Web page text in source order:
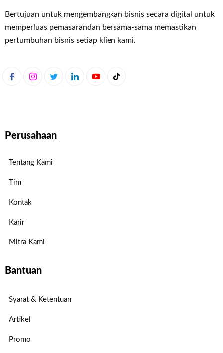
Bertujuan untuk mengembangkan bisnis secara digital untuk
memperluas pemasarandan bersama-sama memastikan
pertumbuhan bisnis setiap klien kami.
Perusahaan
Tentang Kami
Tim
Kontak
Karir
Mitra Kami
Bantuan
Syarat & Ketentuan
Artikel
Promo